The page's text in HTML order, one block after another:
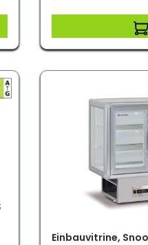
Einbauvitrine,